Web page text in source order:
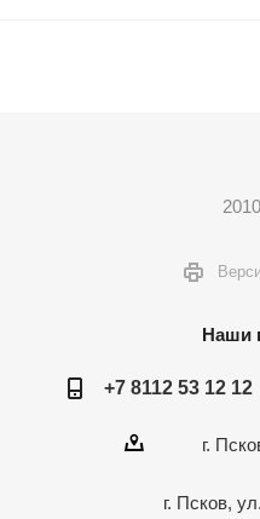
Наши
+7 8112 53 12 12
г.
г. Псков,